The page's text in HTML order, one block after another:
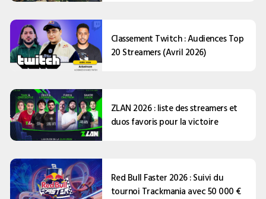
Classement Twitch : Audiences Top
20 Streamers (Avril 2026)
ZLAN 2026 : liste des streamers et
duos favoris pour la victoire
Red Bull Faster 2026 : Suivi du
tournoi Trackmania avec 50 000 €